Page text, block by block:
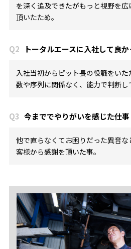
を深く追及できたがもっと視野を
頂いたため。
Q2 トータルエースに入社して良
入社当初からピット長の役職をい
数や序列に関係なく、能力で判断し
Q3 今まででやりがいを感じた仕事
他で直らなくてお困りだった異音
客様から感謝を頂いた事。